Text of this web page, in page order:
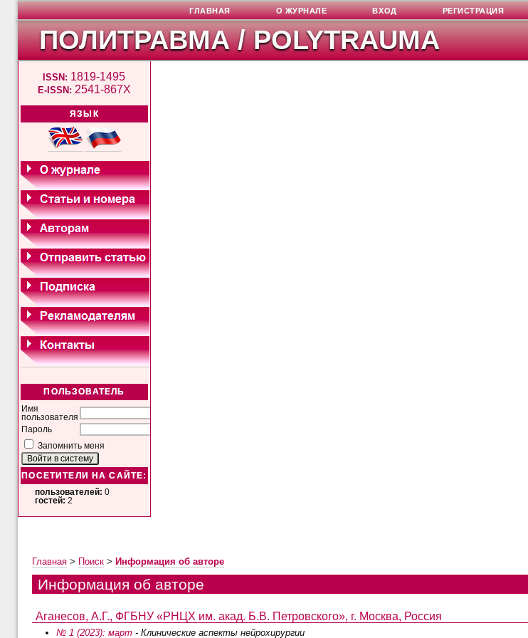
ПОЛИТРАВМА / POLYTRAUMA
ISSN: 1819-1495
E-ISSN: 2541-867X
ЯЗЫК
ПОЛЬЗОВАТЕЛЬ
Имя
пользователя
Пароль
Запомнить меня
ПОСЕТИТЕЛИ НА САЙТЕ:
пользователей: 0
гостей: 2
ГЛАВНАЯ О ЖУРНАЛЕ ВХОД РЕГИСТРАЦИЯ
Главная> Поиск> Информация об авторе
Информация об авторе
Аганесов, А.Г., ФГБНУ «РНЦХ им. акад. Б.В. Петровского», г. Москва, Россия
№ 1 (2023): март- Клинические аспекты нейрохирургии